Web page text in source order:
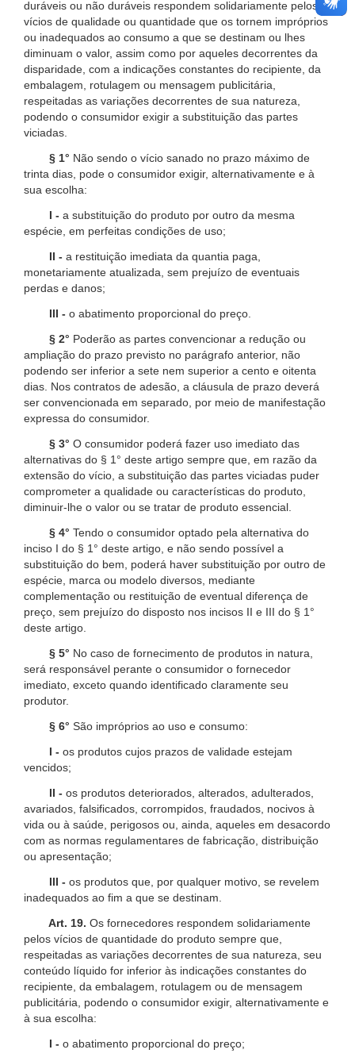
duráveis ou não duráveis respondem solidariamente pelos
vícios de qualidade ou quantidade que os tornem impróprios
ou inadequados ao consumo a que se destinam ou lhes
diminuam o valor, assim como por aqueles decorrentes da
disparidade, com a indicações constantes do recipiente, da
embalagem, rotulagem ou mensagem publicitária,
respeitadas as variações decorrentes de sua natureza,
podendo o consumidor exigir a substituição das partes
viciadas.
§ 1° Não sendo o vício sanado no prazo máximo de
trinta dias, pode o consumidor exigir, alternativamente e à
sua escolha:
I - a substituição do produto por outro da mesma
espécie, em perfeitas condições de uso;
II - a restituição imediata da quantia paga,
monetariamente atualizada, sem prejuízo de eventuais
perdas e danos;
III - o abatimento proporcional do preço.
§ 2° Poderão as partes convencionar a redução ou
ampliação do prazo previsto no parágrafo anterior, não
podendo ser inferior a sete nem superior a cento e oitenta
dias. Nos contratos de adesão, a cláusula de prazo deverá
ser convencionada em separado, por meio de manifestação
expressa do consumidor.
§ 3° O consumidor poderá fazer uso imediato das
alternativas do § 1° deste artigo sempre que, em razão da
extensão do vício, a substituição das partes viciadas puder
comprometer a qualidade ou características do produto,
diminuir-lhe o valor ou se tratar de produto essencial.
§ 4° Tendo o consumidor optado pela alternativa do
inciso I do § 1° deste artigo, e não sendo possível a
substituição do bem, poderá haver substituição por outro de
espécie, marca ou modelo diversos, mediante
complementação ou restituição de eventual diferença de
preço, sem prejuízo do disposto nos incisos II e III do § 1°
deste artigo.
§ 5° No caso de fornecimento de produtos in natura,
será responsável perante o consumidor o fornecedor
imediato, exceto quando identificado claramente seu
produtor.
§ 6° São impróprios ao uso e consumo:
I - os produtos cujos prazos de validade estejam
vencidos;
II - os produtos deteriorados, alterados, adulterados,
avariados, falsificados, corrompidos, fraudados, nocivos à
vida ou à saúde, perigosos ou, ainda, aqueles em desacordo
com as normas regulamentares de fabricação, distribuição
ou apresentação;
III - os produtos que, por qualquer motivo, se revelem
inadequados ao fim a que se destinam.
Art. 19. Os fornecedores respondem solidariamente
pelos vícios de quantidade do produto sempre que,
respeitadas as variações decorrentes de sua natureza, seu
conteúdo líquido for inferior às indicações constantes do
recipiente, da embalagem, rotulagem ou de mensagem
publicitária, podendo o consumidor exigir, alternativamente e
à sua escolha:
I - o abatimento proporcional do preço;